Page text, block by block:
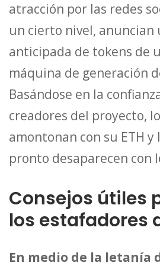
atracción por las redes
un cierto nivel, anuncian
anticipada de tokens de
máquina de generación
Basándose en la
creadores del proyecto,
amontonan con su ETH
pronto desaparecen con
Consejos útiles
los estafadores
En medio de la letanía